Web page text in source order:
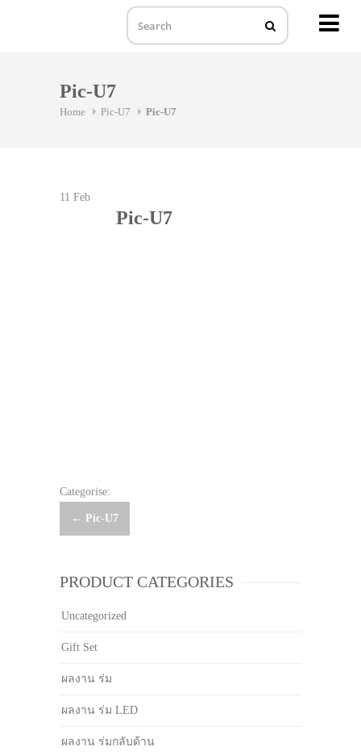
Pic-U7
Home Pic-U7 Pic-U7
11 Feb
Pic-U7
Categorise:
Post
← Pic-U7
PRODUCT CATEGORIES
Uncategorized
Gift Set
ผลงาน ร่ม
ผลงาน ร่ม LED
ผลงาน ร่มกลับด้าน